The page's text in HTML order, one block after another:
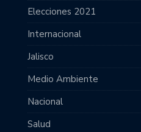
Elecciones 2021
Internacional
Jalisco
Medio Ambiente
Nacional
Salud